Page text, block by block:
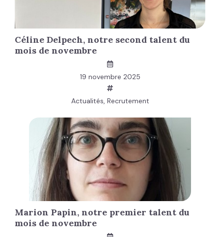
Céline Delpech, notre second talent du
mois de novembre
19 novembre 2025
Actualités, Recrutement
Marion Papin, notre premier talent du
mois de novembre